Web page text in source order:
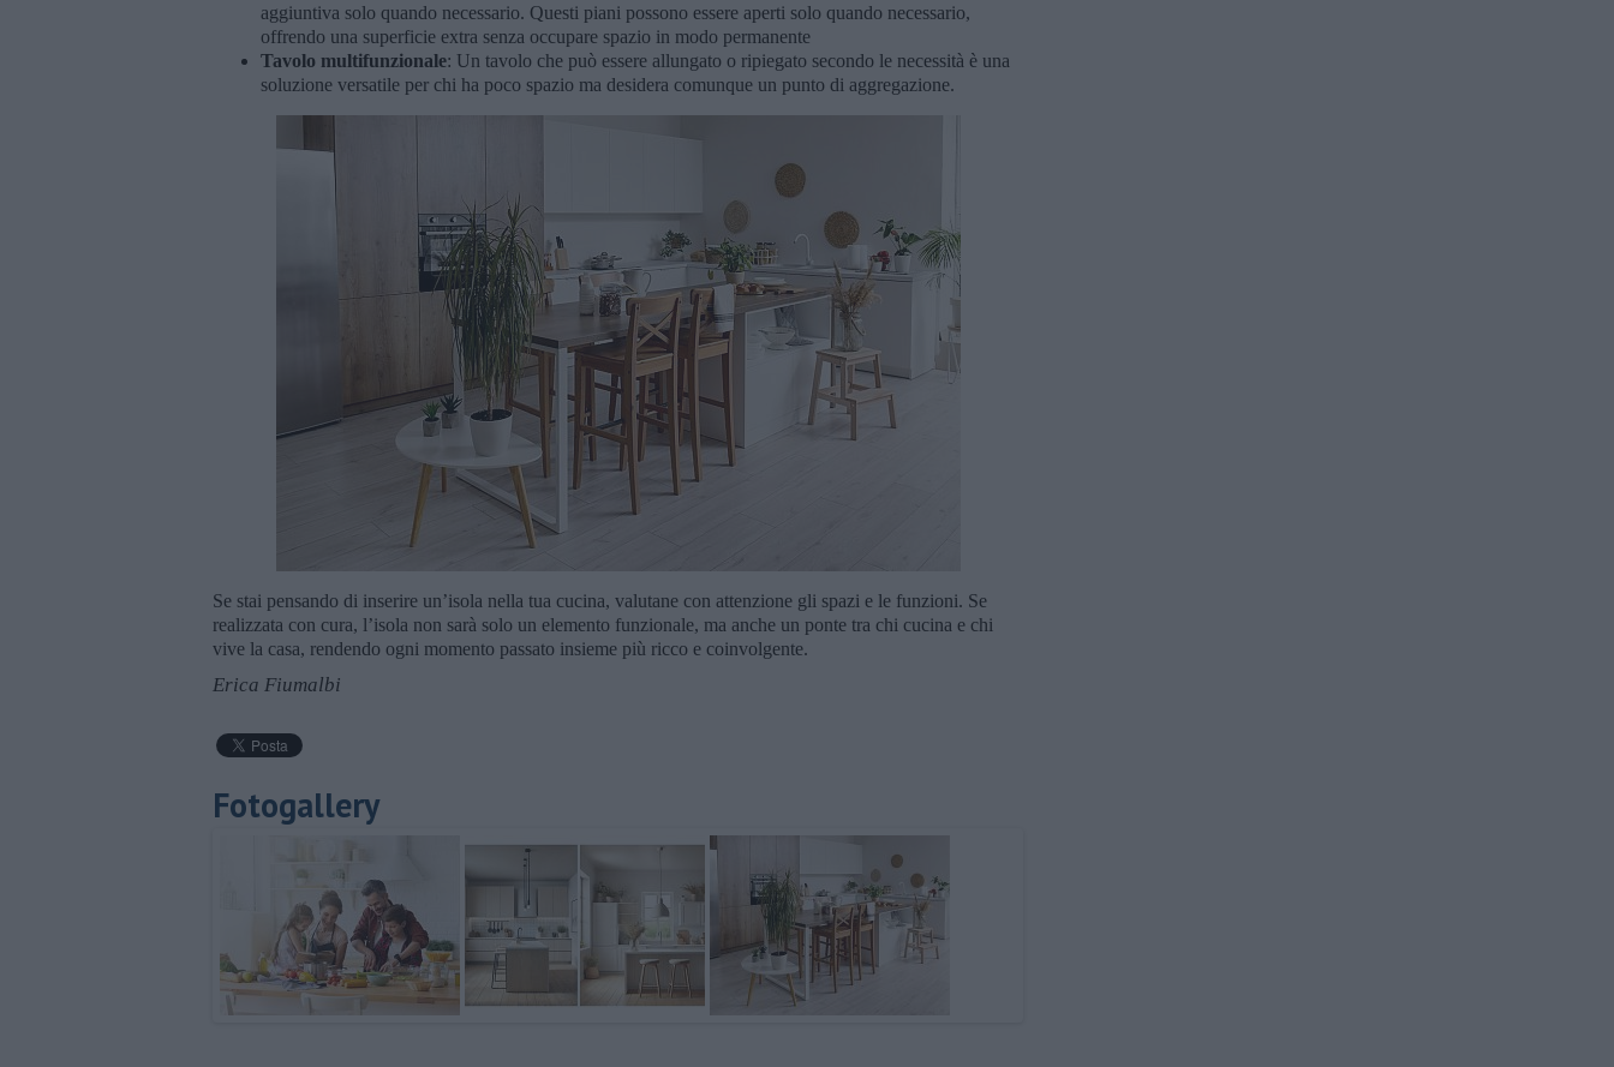
aggiuntiva solo quando necessario. Questi piani possono essere aperti solo quando necessario,
offrendo una superficie extra senza occupare spazio in modo permanente
Tavolo multifunzionale: Un tavolo che può essere allungato o ripiegato secondo le necessità è una
soluzione versatile per chi ha poco spazio ma desidera comunque un punto di aggregazione.
Se stai pensando di inserire un’isola nella tua cucina, valutane con attenzione gli spazi e le funzioni. Se
realizzata con cura, l’isola non sarà solo un elemento funzionale, ma anche un ponte tra chi cucina e chi
vive la casa, rendendo ogni momento passato insieme più ricco e coinvolgente.
Erica Fiumalbi
Fotogallery